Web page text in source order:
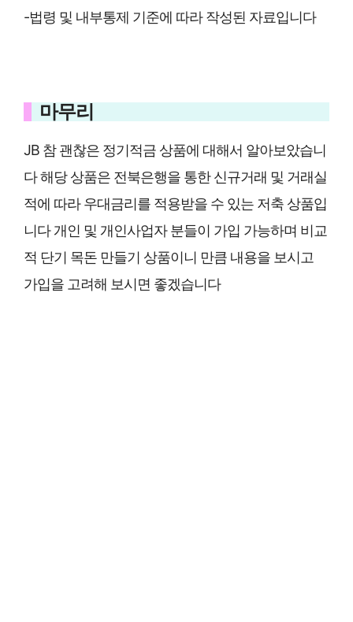
-법령 및 내부통제 기준에 따라 작성된 자료입니다
마무리
JB 참 괜찮은 정기적금 상품에 대해서 알아보았습니
다 해당 상품은 전북은행을 통한 신규거래 및 거래실
적에 따라 우대금리를 적용받을 수 있는 저축 상품입
니다 개인 및 개인사업자 분들이 가입 가능하며 비교
적 단기 목돈 만들기 상품이니 만큼 내용을 보시고
가입을 고려해 보시면 좋겠습니다